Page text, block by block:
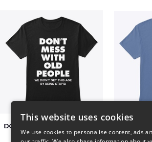
$48
This website uses cookies
We use cookies to personalise content, ads